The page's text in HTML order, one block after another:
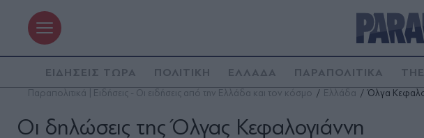
ΕΙΔΗΣΕΙΣ ΤΩΡΑ ΠΟΛΙΤΙΚΗ ΕΛΛΑΔΑ ΠΑΡΑΠΟΛΙΤΙΚΑ
Παραπολιτικά | Ειδήσεις - Οι ειδήσεις από την Ελλάδα και τον κόσμο Ελλάδα Όλγα
Οι δηλώσεις της Όλγας Κεφαλογιάννη